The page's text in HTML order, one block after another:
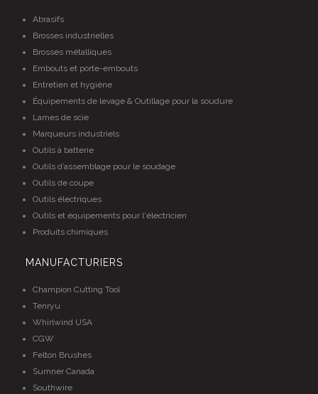
Abrasifs
Brosses industrielles
Brosses métalliques
Embouts et porte-embouts
Entretien et hygiène
Équipements de levage & Outillage pour la soudure
Lames de scie
Marqueurs industriels
Outils à batterie
Outils d’assemblage pour le soudage
Outils de coupe
Outils électriques
Outils et équipements pour l'électricien
Produits chimiques
MANUFACTURIERS
Champion Cutting Tool
Tenryu
Whirlwind USA
CGW
Felton Brushes
Sumner Canada
Southwire